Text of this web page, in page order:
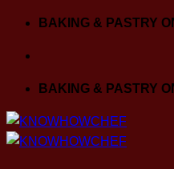
Skip
content
BAKING & PASTRY
BAKING & PASTRY